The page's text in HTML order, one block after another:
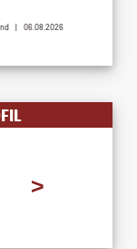
| 06.08.2026
>